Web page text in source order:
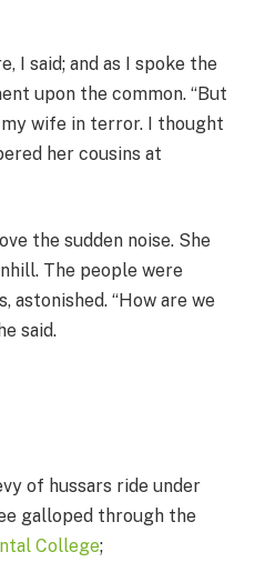
I said; and as I spoke the
upon the common. “But
my wife in terror. I thought
her cousins at
the sudden noise. She
The people were
astonished. “How are we
said.
of hussars ride under
galloped through the
College;